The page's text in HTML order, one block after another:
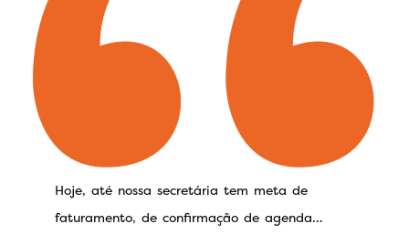
Hoje, até nossa secretária tem meta de
faturamento, de confirmação de agenda…